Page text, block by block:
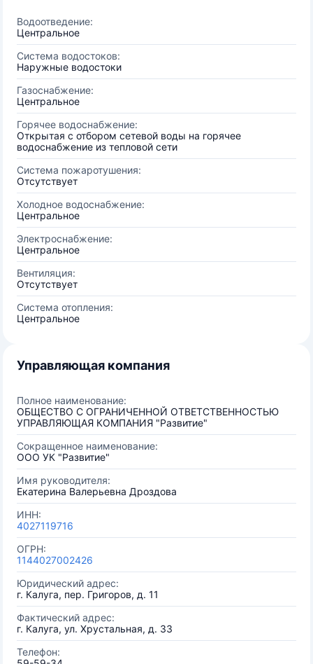
Водоотведение:
Центральное
Система водостоков:
Наружные водостоки
Газоснабжение:
Центральное
Горячее водоснабжение:
Открытая с отбором сетевой воды на горячее
водоснабжение из тепловой сети
Система пожаротушения:
Отсутствует
Холодное водоснабжение:
Центральное
Электроснабжение:
Центральное
Вентиляция:
Отсутствует
Система отопления:
Центральное
Управляющая компания
Полное наименование:
ОБЩЕСТВО С ОГРАНИЧЕННОЙ ОТВЕТСТВЕННОСТЬЮ
УПРАВЛЯЮЩАЯ КОМПАНИЯ "Развитие"
Сокращенное наименование:
ООО УК "Развитие"
Имя руководителя:
Екатерина Валерьевна Дроздова
ИНН:
4027119716
ОГРН:
1144027002426
Юридический адрес:
г. Калуга, пер. Григоров, д. 11
Фактический адрес:
г. Калуга, ул. Хрустальная, д. 33
Телефон: